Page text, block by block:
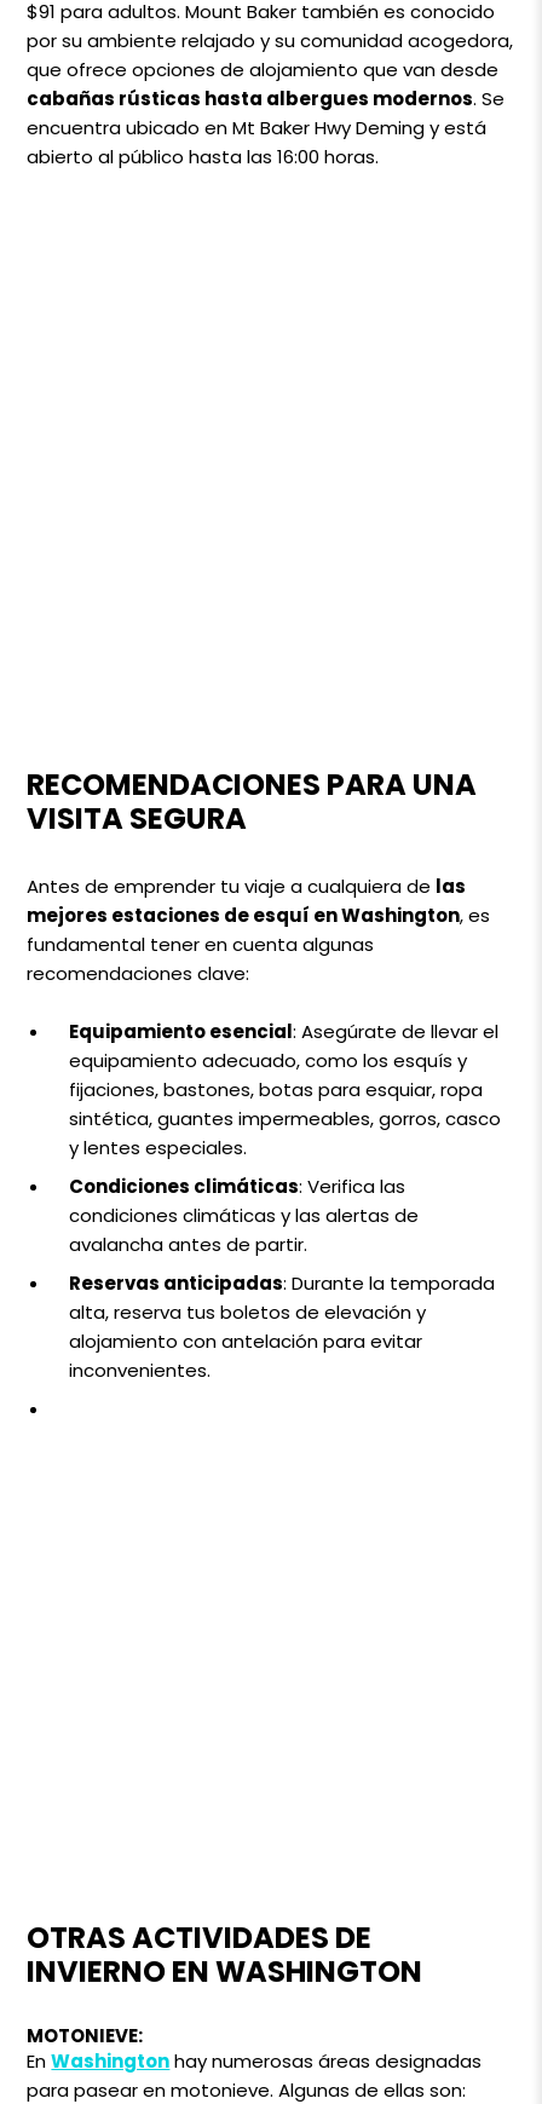
$91 para adultos. Mount Baker también es conocido
por su ambiente relajado y su comunidad acogedora,
que ofrece opciones de alojamiento que van desde
cabañas rústicas hasta albergues modernos. Se
encuentra ubicado en Mt Baker Hwy Deming y está
abierto al público hasta las 16:00 horas.
RECOMENDACIONES PARA UNA
VISITA SEGURA
Antes de emprender tu viaje a cualquiera de las
mejores estaciones de esquí en Washington, es
fundamental tener en cuenta algunas
recomendaciones clave:
Equipamiento esencial: Asegúrate de llevar el
equipamiento adecuado, como los esquís y
fijaciones, bastones, botas para esquiar, ropa
sintética, guantes impermeables, gorros, casco
y lentes especiales.
Condiciones climáticas: Verifica las
condiciones climáticas y las alertas de
avalancha antes de partir.
Reservas anticipadas: Durante la temporada
alta, reserva tus boletos de elevación y
alojamiento con antelación para evitar
inconvenientes.
OTRAS ACTIVIDADES DE
INVIERNO EN WASHINGTON
MOTONIEVE:
En Washingtonhay numerosas áreas designadas
para pasear en motonieve. Algunas de ellas son: